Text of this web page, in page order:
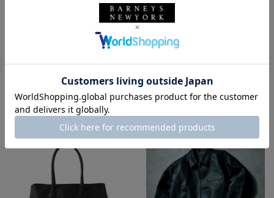
1
メンズバッグ | メンズ革小物
メンズアクセサリー | ゴルフ
RECOMMEND